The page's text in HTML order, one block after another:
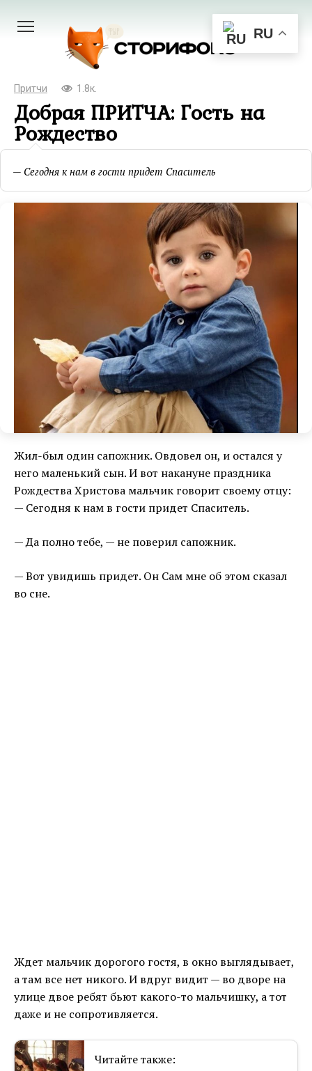
Притчи 1.8к.
Добрая ПРИТЧА: Гость на
Рождество
— Сегодня к нам в гости придет Спаситель
Жил-был один сапожник. Овдовел он, и остался у
него маленький сын. И вот накануне праздника
Рождества Христова мальчик говорит своему отцу:
— Сегодня к нам в гости придет Спаситель.
— Да полно тебе, — не поверил сапожник.
— Вот увидишь придет. Он Сам мне об этом сказал
во сне.
Ждет мальчик дорогого гостя, в окно выглядывает,
а там все нет никого. И вдруг видит — во дворе на
улице двое ребят бьют какого-то мальчишку, а тот
даже и не сопротивляется.
Читайте также:
RU